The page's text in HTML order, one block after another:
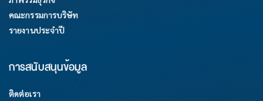
คณะกรรมการบริษัท
รายงานประจำปี
การสนับสนุนข้อมูล
ติดต่อเรา